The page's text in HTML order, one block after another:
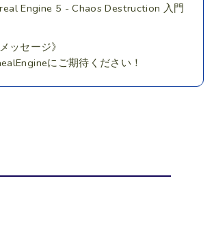
Engine 5 - Chaos Destruction 入門
ッセージ》
にご期待ください！